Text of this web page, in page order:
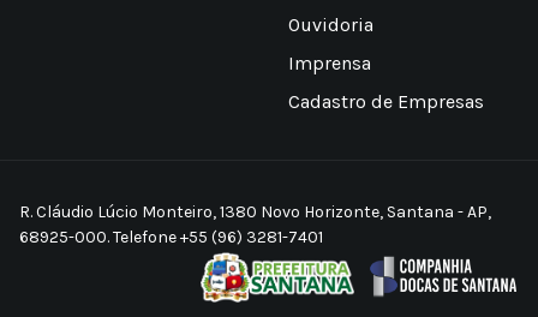
Ouvidoria
Imprensa
Cadastro de Empresas
R. Cláudio Lúcio Monteiro, 1380 Novo Horizonte, Santana - AP,
68925-000. Telefone +55 (96) 3281-7401